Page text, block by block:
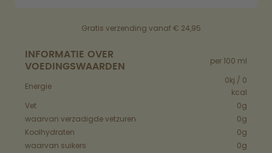
Gratis verzending vanaf € 24,95
INFORMATIE OVER
VOEDINGSWAARDEN
per 100 ml
Energie
0kj / 0
kcal
Vet
0g
waarvan verzadigde vetzuren
0g
Koolhydraten
0g
waarvan suikers
0g